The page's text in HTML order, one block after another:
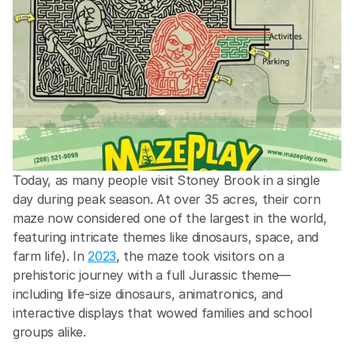
para el agro-negocio. Ya sea ayudando a los
empleadores a navegar por el programa H-2A,
asegurando que los trabajadores temporales sean
contratados y lleguen a tiempo, manteniendo registros
compatibles para auditorías gubernamentales o
facilitando la integración y la nómina de empleados,
Seso es la solución laboral integral para el agricultor
moderno.
Today, as many people visit Stoney Brook in a single
day during peak season. At over 35 acres, their corn
maze now considered one of the largest in the world,
featuring intricate themes like dinosaurs, space, and
farm life). In 2023, the maze took visitors on a
prehistoric journey with a full Jurassic theme—
including life-size dinosaurs, animatronics, and
interactive displays that wowed families and school
groups alike.